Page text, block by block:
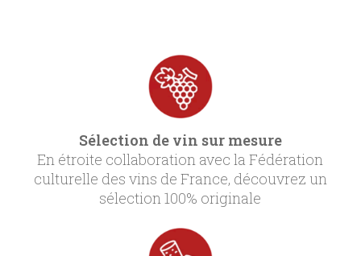
Sélection de vin sur mesure
En étroite collaboration avec la Fédération
culturelle des vins de France, découvrez un
sélection 100% originale